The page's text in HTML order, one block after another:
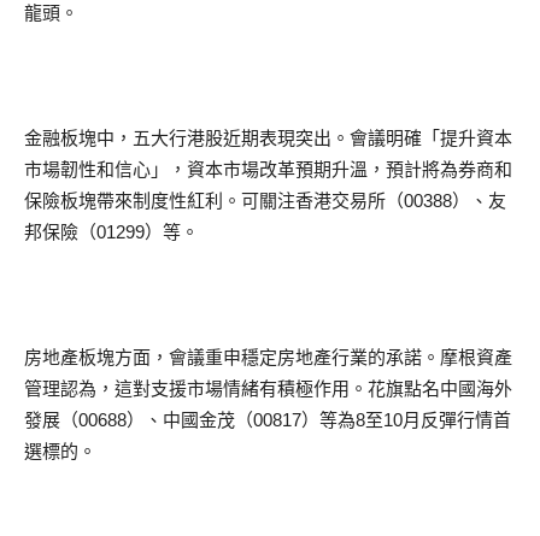
龍頭。
金融板塊中，五大行港股近期表現突出。會議明確「提升資本
市場韌性和信心」，資本市場改革預期升溫，預計將為券商和
保險板塊帶來制度性紅利。可關注香港交易所（00388）、友
邦保險（01299）等。
房地產板塊方面，會議重申穩定房地產行業的承諾。摩根資產
管理認為，這對支援市場情緒有積極作用。花旗點名中國海外
發展（00688）、中國金茂（00817）等為8至10月反彈行情首
選標的。